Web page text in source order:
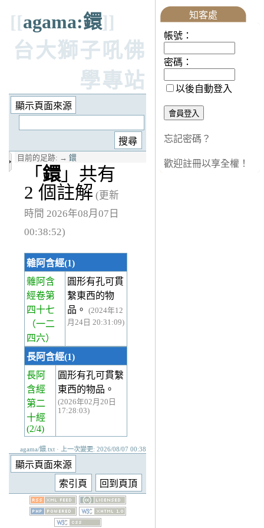
[[agama:鐶]]
台大獅子吼佛
學專站
目前的足跡: → 鐶
「 鐶 」共有
2 個註解 (更新
時間 2026年08月07日
00:38:52)
雜阿含經(1)
雜阿含
經卷第
四十七
（一二
四六）
圓形有孔可貫
繫東西的物
品。
(2024年12
月24日 20:31:09)
長阿含經(1)
長阿
含經
第二
十經
(2/4)
圓形有孔可貫繫
東西的物品。
(2026年02月20日
17:28:03)
agama/鐶.txt · 上一次變更: 2026/08/07 00:38
知客處
帳號：
密碼：
以後自動登入
忘記密碼？
歡迎註冊以享全權！